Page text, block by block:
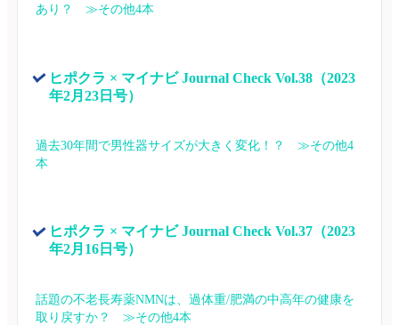
あり？　≫その他4本
ヒポクラ × マイナビ Journal Check Vol.38（2023
年2月23日号）
過去30年間で男性器サイズが大きく変化！？　≫その他4
本
ヒポクラ × マイナビ Journal Check Vol.37（2023
年2月16日号）
話題の不老長寿薬NMNは、過体重/肥満の中高年の健康を
取り戻すか？　≫その他4本